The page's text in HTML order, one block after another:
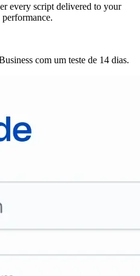
every script delivered to your
performance.
com um teste de 14 dias.